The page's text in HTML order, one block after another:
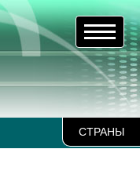
СТРАНЫ